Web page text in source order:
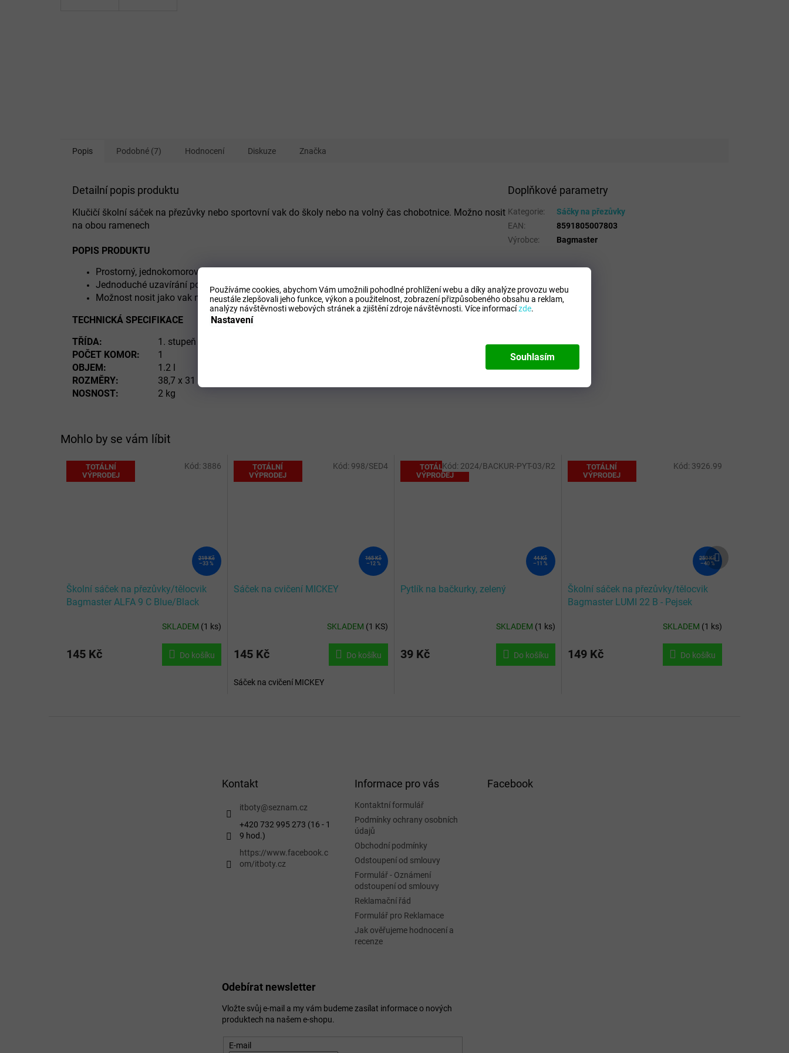
Používáme cookies, abychom Vám umožnili pohodlné prohlížení webu a díky analýze provozu webu
neustále zlepšovali jeho funkce, výkon a použitelnost, zobrazení přizpůsobeného obsahu a reklam,
analýzy návštěvnosti webových stránek a zjištění zdroje návštěvnosti. Více informacízde.
Nastavení
Souhlasím
Mohlo by se vám líbit
TOTÁLNÍ
VÝPRODEJ
219 Kč
–33 %
Školní sáček na přezůvky/tělocvik
Bagmaster ALFA 9 C Blue/Black
SKLADEM (1 ks)
145 Kč Do košíku
Kód: 3886
TOTÁLNÍ
VÝPRODEJ
165 Kč
–12 %
Sáček na cvičení MICKEY
SKLADEM (1 KS)
145 Kč Do košíku
Sáček na cvičení MICKEY
Kód: 998/SED4
TOTÁLNÍ
VÝPRODEJ
44 Kč
–11 %
Pytlík na bačkurky, zelený
SKLADEM (1 ks)
39 Kč Do košíku
Kód: 2024/BACKUR-PYT-03/R2
TOTÁLNÍ
VÝPRODEJ
250 Kč
–40 %
Školní sáček na přezůvky/tělocvik
Bagmaster LUMI 22 B - Pejsek
SKLADEM (1 ks)
149 Kč Do košíku
Kód: 3926.99
Další
produkt
Popis Podobné (7) Hodnocení Diskuze Značka
Detailní popis produktu
Klučičí školní sáček na přezůvky nebo sportovní vak do školy nebo na volný čas chobotnice. Možno nosit
na obou ramenech
POPIS PRODUKTU
Prostorný, jednokomorový sáček na přezůvky nebo na sportovní věci
Jednoduché uzavírání pomocí stahovací šňůrky
Možnost nosit jako vak na obou ramenech
TECHNICKÁ SPECIFIKACE
TŘÍDA:
1. stupeň ZŠ
POČET KOMOR:
1
OBJEM:
1.2 l
ROZMĚRY:
38,7 x 31 cm
NOSNOST:
2 kg
Doplňkové parametry
Kategorie:
Sáčky na přezůvky
EAN:
8591805007803
Výrobce: Bagmaster
Kontakt
itboty@seznam.cz
+420 732 995 273 (16 - 1
9 hod.)
https://www.facebook.c
om/itboty.cz
Informace pro vás
Kontaktní formulář
Podmínky ochrany osobních
údajů
Obchodní podmínky
Odstoupení od smlouvy
Formulář - Oznámení
odstoupení od smlouvy
Reklamační řád
Formulář pro Reklamace
Jak ověřujeme hodnocení a
recenze
Facebook
Odebírat newsletter
Vložte svůj e-mail a my vám budeme zasílat informace o nových
produktech na našem e-shopu.
E-mail